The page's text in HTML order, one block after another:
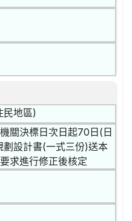
民地區)
關決標日次日起70日(日
劃設計書(一式三份)送本
求進行修正後核定